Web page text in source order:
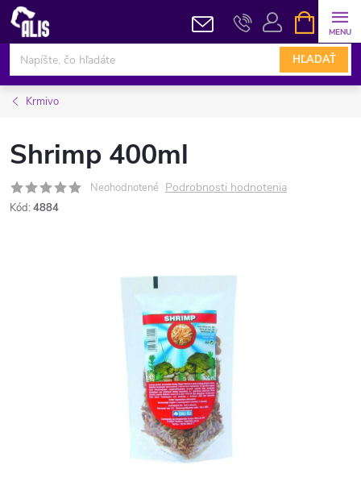
Prejsť
obsah
HĽADAŤ
KOŠÍK
Krmivo
Shrimp 400ml
Neohodnotené Podrobnosti hodnotenia
Kód: 4884